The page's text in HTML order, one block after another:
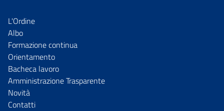
L'Ordine
Albo
Formazione continua
Orientamento
Bacheca lavoro
Amministrazione Trasparente
Novità
Contatti